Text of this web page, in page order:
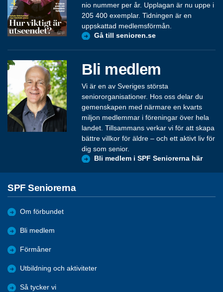
nio nummer per år. Upplagan är nu uppe i
205 400 exemplar. Tidningen är en
uppskattad medlemsförmån.
Gå till senioren.se
Bli medlem
Vi är en av Sveriges största
seniororganisationer. Hos oss delar du
gemenskapen med närmare en kvarts
miljon medlemmar i föreningar över hela
landet. Tillsammans verkar vi för att skapa
bättre villkor för äldre – och ett aktivt liv för
dig som senior.
Bli medlem i SPF Seniorerna här
SPF Seniorerna
Om förbundet
Bli medlem
Förmåner
Utbildning och aktiviteter
Så tycker vi